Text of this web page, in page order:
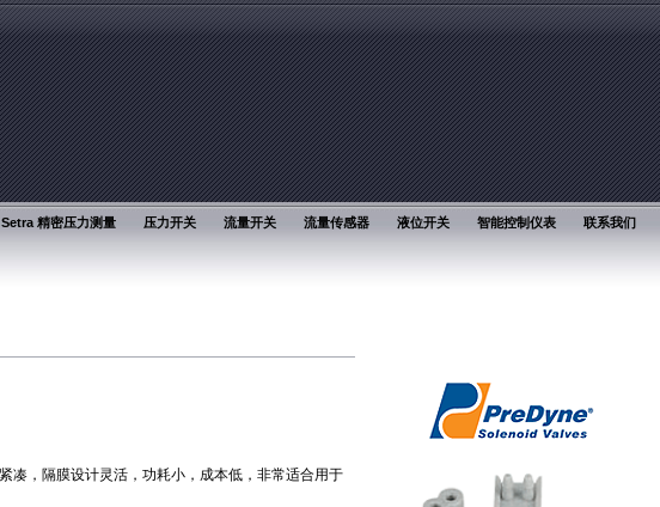
Setra 精密压力测量 压力开关 流量开关 流量传感器 液位开关 智能控制仪表 联系我们
凑，隔膜设计灵活，功耗小，成本低，非常适合用于